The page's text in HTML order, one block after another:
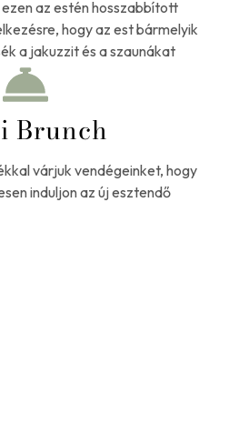
az estén hosszabbított
hogy az est bármelyik
a jakuzzit és a szaunákat
Brunch
várjuk vendégeinket, hogy
induljon az új esztendő